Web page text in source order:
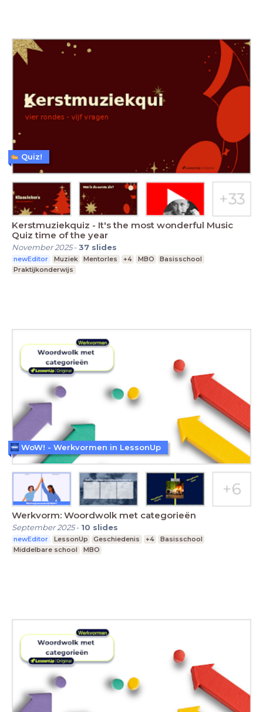
Kerstmuziekquiz - It's the most wonderful Music
Quiz time of the year
November 2025-37 slides
newEditor Muziek Mentorles +4 MBO
Basisschool
Praktijkonderwijs
Quiz!
Werkvorm: Woordwolk met categorieën
September 2025- 10 slides
newEditor LessonUp Geschiedenis +4
Basisschool
Middelbare school
MBO
WoW! - Werkvormen in LessonUp